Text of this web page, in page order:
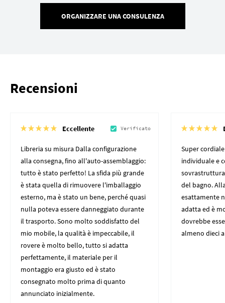
ORGANIZZARE UNA CONSULENZA
Recensioni
Eccellente Verificato
Libreria su misura Dalla configurazione
alla consegna, fino all'auto-assemblaggio:
tutto è stato perfetto! La sfida più grande
è stata quella di rimuovere l'imballaggio
esterno, ma è stato un bene, perché quasi
nulla poteva essere danneggiato durante
il trasporto. Sono molto soddisfatto del
mio mobile, la qualità è impeccabile, il
rovere è molto bello, tutto si adatta
perfettamente, il materiale per il
montaggio era giusto ed è stato
consegnato molto prima di quanto
annunciato inizialmente.
Super
individuale e
del bagno.
esattamente
adatta ed è
dovrebbe
almeno dieci